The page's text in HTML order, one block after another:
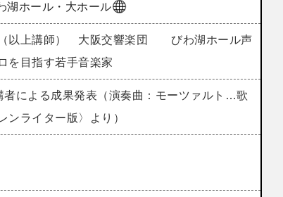
湖ホール・大ホール
以上講師） 大阪交響楽団 びわ湖ホール声
を目指す若手音楽家
者による成果発表（演奏曲：モーツァルト…歌
ンライター版〉より）